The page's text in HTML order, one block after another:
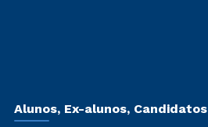
Alunos, Ex-alunos, Candidatos